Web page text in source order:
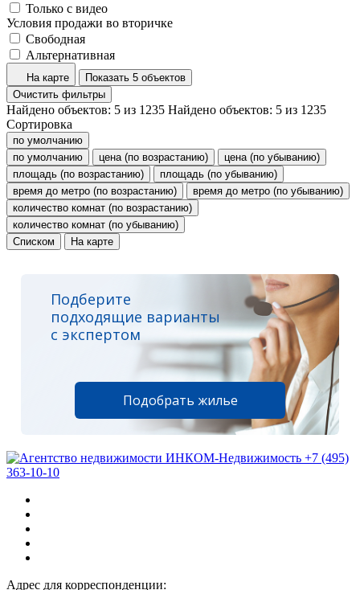
Только с видео
Условия продажи во вторичке
Свободная
Альтернативная
На карте
Показать 5 объектов
Очистить фильтры
Найдено объектов: 5 из 1235 Найдено объектов: 5 из 1235
Сортировка
по умолчанию
по умолчанию
цена (по возрастанию)
цена (по убыванию)
площадь (по возрастанию)
площадь (по убыванию)
время до метро (по возрастанию)
время до метро (по убыванию)
количество комнат (по возрастанию)
количество комнат (по убыванию)
Списком
На карте
Подберите
подходящие варианты
с экспертом
Подобрать жилье
+7 (495)
363-10-10
Адрес для корреспонденции: